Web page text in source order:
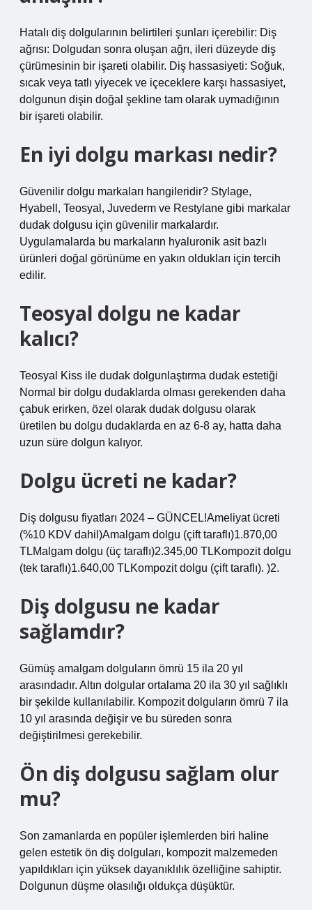
Hatalı diş dolgularının belirtileri şunları içerebilir: Diş
ağrısı: Dolgudan sonra oluşan ağrı, ileri düzeyde diş
çürümesinin bir işareti olabilir. Diş hassasiyeti: Soğuk,
sıcak veya tatlı yiyecek ve içeceklere karşı hassasiyet,
dolgunun dişin doğal şekline tam olarak uymadığının
bir işareti olabilir.
En iyi dolgu markası nedir?
Güvenilir dolgu markaları hangileridir? Stylage,
Hyabell, Teosyal, Juvederm ve Restylane gibi markalar
dudak dolgusu için güvenilir markalardır.
Uygulamalarda bu markaların hyaluronik asit bazlı
ürünleri doğal görünüme en yakın oldukları için tercih
edilir.
Teosyal dolgu ne kadar
kalıcı?
Teosyal Kiss ile dudak dolgunlaştırma dudak estetiği
Normal bir dolgu dudaklarda olması gerekenden daha
çabuk erirken, özel olarak dudak dolgusu olarak
üretilen bu dolgu dudaklarda en az 6-8 ay, hatta daha
uzun süre dolgun kalıyor.
Dolgu ücreti ne kadar?
Diş dolgusu fiyatları 2024 – GÜNCEL!Ameliyat ücreti
(%10 KDV dahil)Amalgam dolgu (çift taraflı)1.870,00
TLMalgam dolgu (üç taraflı)2.345,00 TLKompozit dolgu
(tek taraflı)1.640,00 TLKompozit dolgu (çift taraflı). )2.
Diş dolgusu ne kadar
sağlamdır?
Gümüş amalgam dolguların ömrü 15 ila 20 yıl
arasındadır. Altın dolgular ortalama 20 ila 30 yıl sağlıklı
bir şekilde kullanılabilir. Kompozit dolguların ömrü 7 ila
10 yıl arasında değişir ve bu süreden sonra
değiştirilmesi gerekebilir.
Ön diş dolgusu sağlam olur
mu?
Son zamanlarda en popüler işlemlerden biri haline
gelen estetik ön diş dolguları, kompozit malzemeden
yapıldıkları için yüksek dayanıklılık özelliğine sahiptir.
Dolgunun düşme olasılığı oldukça düşüktür.